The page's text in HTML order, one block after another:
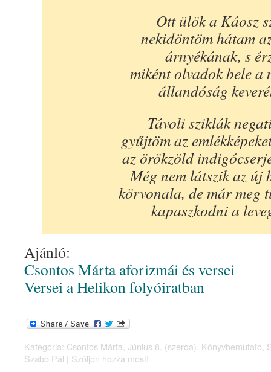
Ott ülök a Káosz
nekidöntöm hátam
árnyékának, s
miként olvadok bele a
állandóság
Távoli sziklák
gyűjtöm az
az örökzöld
Még nem látszik az új
körvonala, de már meg
kapaszkodni a
Ajánló:
Csontos Márta aforizmái és versei
Versei a Helikon folyóiratban
Kategória: Csontos Márta, Június 8. (szerda), Könyvbemutató,
Szabó Pál | Szóljon hozzá most!